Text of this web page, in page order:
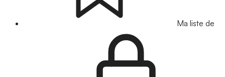
Ma liste de